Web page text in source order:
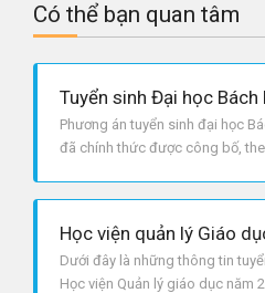
Có thể bạn quan tâm
Phương án tuyển sinh đại học
đã chính thức được công bố,
Dưới đây là những thông tin
Học viện Quản lý giáo dục năm